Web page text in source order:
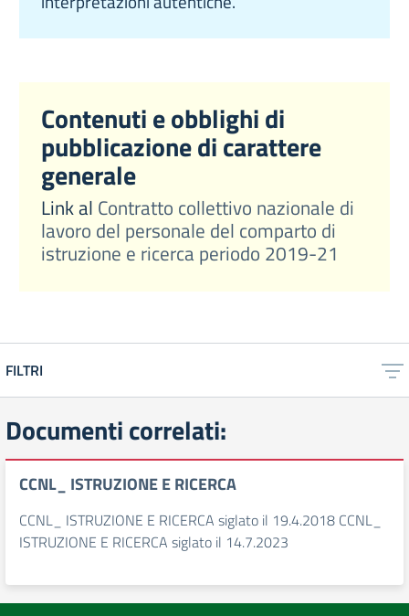
Contenuti e obblighi di
pubblicazione di carattere
generale
Link al Contratto collettivo nazionale di
lavoro del personale del comparto di
istruzione e ricerca periodo 2019-21
FILTRI
Documenti correlati:
CCNL_ ISTRUZIONE E RICERCA
CCNL_ ISTRUZIONE E RICERCA siglato il 19.4.2018 CCNL_
ISTRUZIONE E RICERCA siglato il 14.7.2023